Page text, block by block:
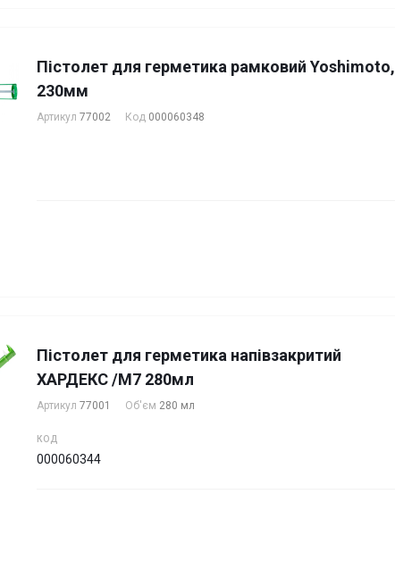
Пістолет для герметика рамковий Yoshimoto,
230мм
Артикул 77002 Код 000060348
Пістолет для герметика напівзакритий
ХАРДЕКС /М7 280мл
Артикул 77001 Об'єм 280 мл
КОД
000060344